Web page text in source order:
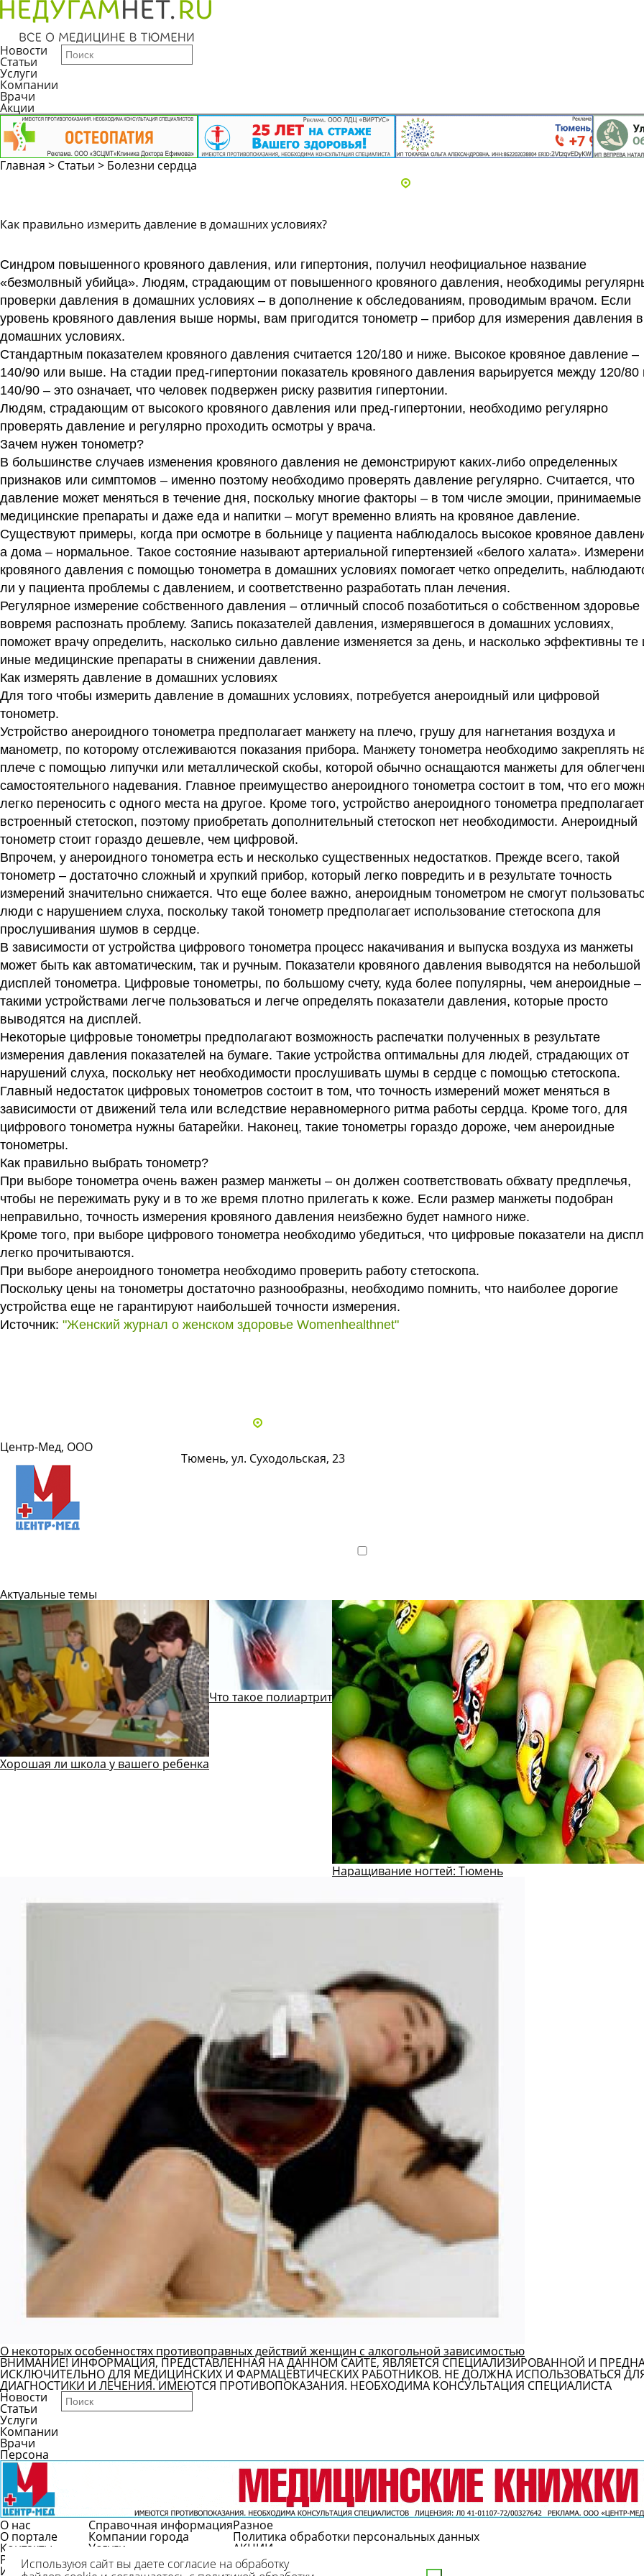
Новости
Статьи
Услуги
Компании
Врачи
Акции
Главная > Статьи > Болезни сердца
Как правильно измерить давление в домашних условиях?
Синдром повышенного кровяного давления, или гипертония, получил неофициальное название
«безмолвный убийца». Людям, страдающим от повышенного кровяного давления, необходимы
проверки давления в домашних условиях – в дополнение к обследованиям, проводимым врачом. Если
уровень кровяного давления выше нормы, вам пригодится тонометр – прибор для измерения давления в
домашних условиях.
Стандартным показателем кровяного давления считается 120/180 и ниже. Высокое кровяное давление –
140/90 или выше. На стадии пред-гипертонии показатель кровяного давления варьируется между 120/80
140/90 – это означает, что человек подвержен риску развития гипертонии.
Людям, страдающим от высокого кровяного давления или пред-гипертонии, необходимо регулярно
проверять давление и регулярно проходить осмотры у врача.
Зачем нужен тонометр?
В большинстве случаев изменения кровяного давления не демонстрируют каких-либо определенных
признаков или симптомов – именно поэтому необходимо проверять давление регулярно. Считается, что
давление может меняться в течение дня, поскольку многие факторы – в том числе эмоции, принимаемые
медицинские препараты и даже еда и напитки – могут временно влиять на кровяное давление.
Существуют примеры, когда при осмотре в больнице у пациента наблюдалось высокое кровяное
а дома – нормальное. Такое состояние называют артериальной гипертензией «белого халата».
кровяного давления с помощью тонометра в домашних условиях помогает четко определить,
ли у пациента проблемы с давлением, и соответственно разработать план лечения.
Регулярное измерение собственного давления – отличный способ позаботиться о собственном здоровье
вовремя распознать проблему. Запись показателей давления, измерявшегося в домашних условиях,
поможет врачу определить, насколько сильно давление изменяется за день, и насколько эффективны те
иные медицинские препараты в снижении давления.
Как измерять давление в домашних условиях
Для того чтобы измерить давление в домашних условиях, потребуется анероидный или цифровой
тонометр.
Устройство анероидного тонометра предполагает манжету на плечо, грушу для нагнетания воздуха и
манометр, по которому отслеживаются показания прибора. Манжету тонометра необходимо закреплять
плече с помощью липучки или металлической скобы, которой обычно оснащаются манжеты для
самостоятельного надевания. Главное преимущество анероидного тонометра состоит в том, что его
легко переносить с одного места на другое. Кроме того, устройство анероидного тонометра предполагает
встроенный стетоскоп, поэтому приобретать дополнительный стетоскоп нет необходимости. Анероидный
тонометр стоит гораздо дешевле, чем цифровой.
Впрочем, у анероидного тонометра есть и несколько существенных недостатков. Прежде всего, такой
тонометр – достаточно сложный и хрупкий прибор, который легко повредить и в результате точность
измерений значительно снижается. Что еще более важно, анероидным тонометром не смогут
люди с нарушением слуха, поскольку такой тонометр предполагает использование стетоскопа для
прослушивания шумов в сердце.
В зависимости от устройства цифрового тонометра процесс накачивания и выпуска воздуха из манжеты
может быть как автоматическим, так и ручным. Показатели кровяного давления выводятся на небольшой
дисплей тонометра. Цифровые тонометры, по большому счету, куда более популярны, чем анероидные –
такими устройствами легче пользоваться и легче определять показатели давления, которые просто
выводятся на дисплей.
Некоторые цифровые тонометры предполагают возможность распечатки полученных в результате
измерения давления показателей на бумаге. Такие устройства оптимальны для людей, страдающих от
нарушений слуха, поскольку нет необходимости прослушивать шумы в сердце с помощью стетоскопа.
Главный недостаток цифровых тонометров состоит в том, что точность измерений может меняться в
зависимости от движений тела или вследствие неравномерного ритма работы сердца. Кроме того, для
цифрового тонометра нужны батарейки. Наконец, такие тонометры гораздо дороже, чем анероидные
тонометры.
Как правильно выбрать тонометр?
При выборе тонометра очень важен размер манжеты – он должен соответствовать обхвату предплечья,
чтобы не пережимать руку и в то же время плотно прилегать к коже. Если размер манжеты подобран
неправильно, точность измерения кровяного давления неизбежно будет намного ниже.
Кроме того, при выборе цифрового тонометра необходимо убедиться, что цифровые показатели на
легко прочитываются.
При выборе анероидного тонометра необходимо проверить работу стетоскопа.
Поскольку цены на тонометры достаточно разнообразны, необходимо помнить, что наиболее дорогие
устройства еще не гарантируют наибольшей точности измерения.
Источник: "Женский журнал о женском здоровье Womenhealthnet"
Центр-Мед, ООО
Тюмень, ул. Суходольская, 23
Актуальные темы
Хорошая ли школа у вашего ребенка
Что такое полиартрит
Наращивание ногтей: Тюмень
О некоторых особенностях противоправных действий женщин с алкогольной зависимостью
ВНИМАНИЕ! ИНФОРМАЦИЯ, ПРЕДСТАВЛЕННАЯ НА ДАННОМ САЙТЕ, ЯВЛЯЕТСЯ СПЕЦИАЛИЗИРОВАННОЙ И
ИСКЛЮЧИТЕЛЬНО ДЛЯ МЕДИЦИНСКИХ И ФАРМАЦЕВТИЧЕСКИХ РАБОТНИКОВ. НЕ ДОЛЖНА ИСПОЛЬЗОВАТЬСЯ
ДИАГНОСТИКИ И ЛЕЧЕНИЯ. ИМЕЮТСЯ ПРОТИВОПОКАЗАНИЯ. НЕОБХОДИМА КОНСУЛЬТАЦИЯ СПЕЦИАЛИСТА
Новости
Статьи
Услуги
Компании
Врачи
Персона
О нас
О портале
Контакты
Реклама
Использование
Справочная информация
Компании города
Услуги
Врачи
Справочник болезней
Разное
Политика обработки персональных данных
АКЦИИ
Используюя сайт вы даете согласие на обработку